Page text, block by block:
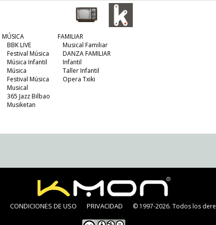
MÚSICA
BBK LIVE
Festival Música
Música Infantil
Música
Festival Música
Musical
365 Jazz Bilbao
Musiketan
FAMILIAR
Musical Familiar
DANZA FAMILIAR
Infantil
Taller Infantil
Opera Txiki
CONDICIONES DE USO PRIVACIDAD © 1997-2026. Todos los